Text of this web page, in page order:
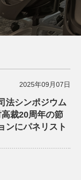
2025年09月07日
法シンポジウム
裁20周年の節
ンにパネリスト